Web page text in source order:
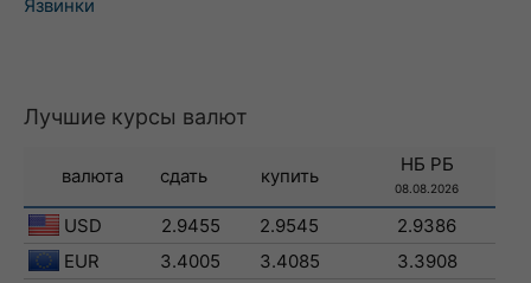
Язвинки
Лучшие курсы валют
валюта сдать купить
НБ РБ
08.08.2026
USD 2.9455 2.9545
2.9386
EUR
3.4005 3.4085
3.3908